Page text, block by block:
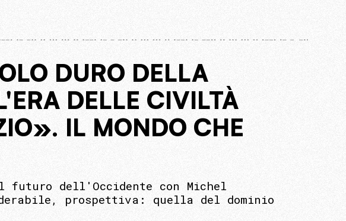
DURO DELLA
DELLE CIVILTÀ
IL MONDO CHE
dell'Occidente con Michel
prospettiva: quella del dominio